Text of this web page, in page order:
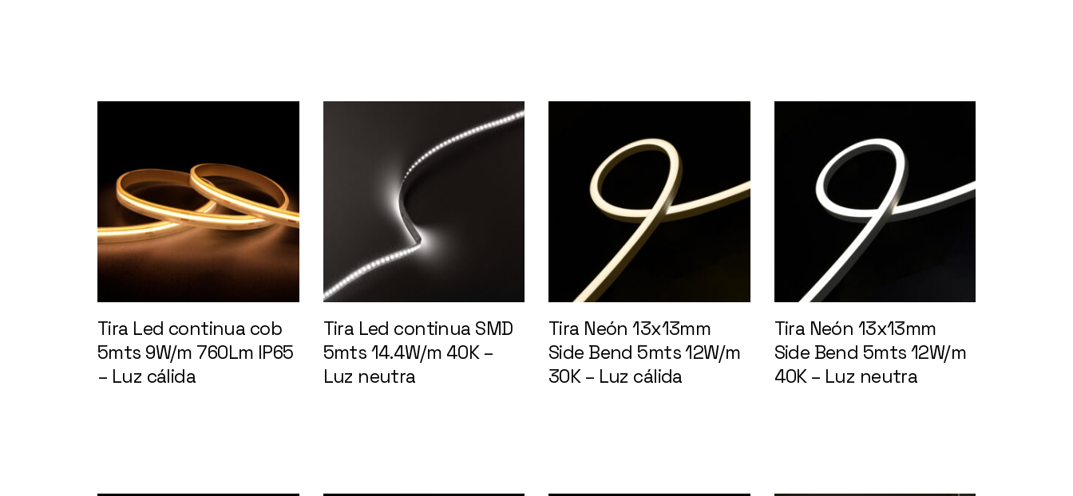
Tira Led continua cob
5mts 9W/m 760Lm IP65
– Luz cálida
Tira Led continua SMD
5mts 14.4W/m 40K –
Luz neutra
Tira Neón 13x13mm
Side Bend 5mts 12W/m
30K – Luz cálida
Tira Neón 13x13mm
Side Bend 5mts 12W/m
40K – Luz neutra